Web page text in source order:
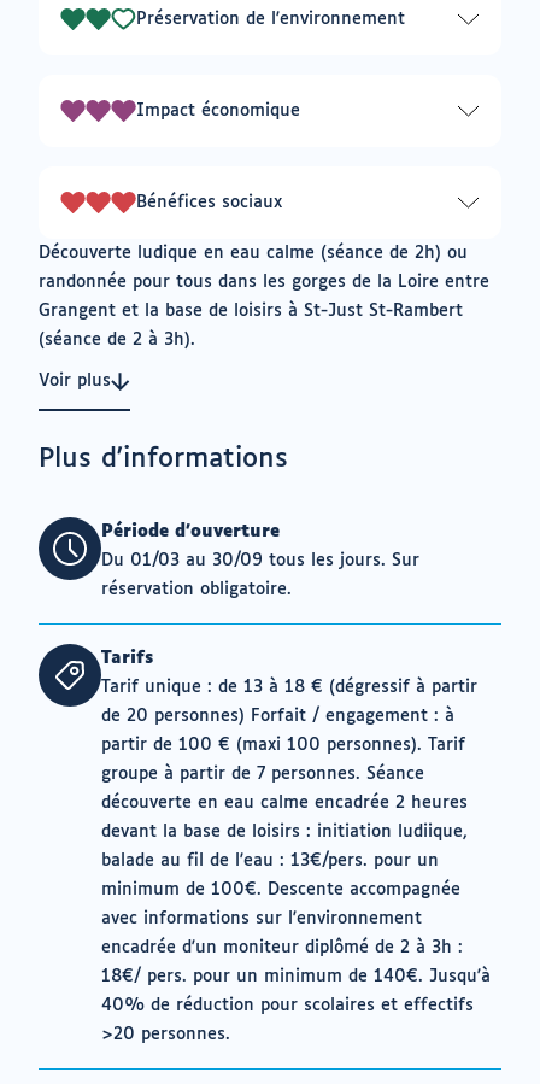
à
messagerie
Préservation de l'environnement
2
Impact économique
3
Bénéfices sociaux
3
Découverte ludique en eau calme (séance de 2h) ou
randonnée pour tous dans les gorges de la Loire entre
Grangent et la base de loisirs à St-Just St-Rambert
(séance de 2 à 3h).
Voir plus
Plus d'informations
Période d'ouverture
Du 01/03 au 30/09 tous les jours. Sur
réservation obligatoire.
Tarifs
Tarif unique : de 13 à 18 € (dégressif à partir
de 20 personnes) Forfait / engagement : à
partir de 100 € (maxi 100 personnes). Tarif
groupe à partir de 7 personnes. Séance
découverte en eau calme encadrée 2 heures
devant la base de loisirs : initiation ludiique,
balade au fil de l'eau : 13€/pers. pour un
minimum de 100€. Descente accompagnée
avec informations sur l'environnement
encadrée d'un moniteur diplômé de 2 à 3h :
18€/ pers. pour un minimum de 140€. Jusqu'à
40% de réduction pour scolaires et effectifs
>20 personnes.